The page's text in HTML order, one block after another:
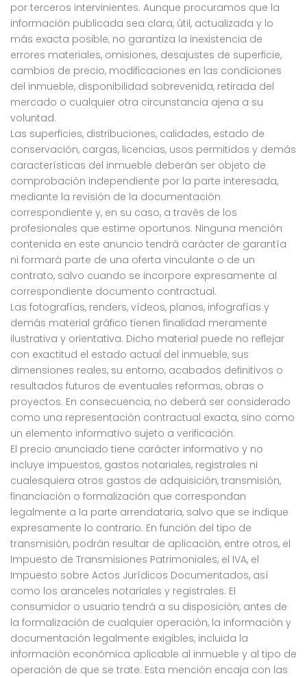
por terceros intervinientes. Aunque procuramos que la
información publicada sea clara, útil, actualizada y lo
más exacta posible, no garantiza la inexistencia de
errores materiales, omisiones, desajustes de superficie,
cambios de precio, modificaciones en las condiciones
del inmueble, disponibilidad sobrevenida, retirada del
mercado o cualquier otra circunstancia ajena a su
voluntad.
Las superficies, distribuciones, calidades, estado de
conservación, cargas, licencias, usos permitidos y demás
características del inmueble deberán ser objeto de
comprobación independiente por la parte interesada,
mediante la revisión de la documentación
correspondiente y, en su caso, a través de los
profesionales que estime oportunos. Ninguna mención
contenida en este anuncio tendrá carácter de garantía
ni formará parte de una oferta vinculante o de un
contrato, salvo cuando se incorpore expresamente al
correspondiente documento contractual.
Las fotografías, renders, vídeos, planos, infografías y
demás material gráfico tienen finalidad meramente
ilustrativa y orientativa. Dicho material puede no reflejar
con exactitud el estado actual del inmueble, sus
dimensiones reales, su entorno, acabados definitivos o
resultados futuros de eventuales reformas, obras o
proyectos. En consecuencia, no deberá ser considerado
como una representación contractual exacta, sino como
un elemento informativo sujeto a verificación.
El precio anunciado tiene carácter informativo y no
incluye impuestos, gastos notariales, registrales ni
cualesquiera otros gastos de adquisición, transmisión,
financiación o formalización que correspondan
legalmente a la parte arrendataria, salvo que se indique
expresamente lo contrario. En función del tipo de
transmisión, podrán resultar de aplicación, entre otros, el
Impuesto de Transmisiones Patrimoniales, el IVA, el
Impuesto sobre Actos Jurídicos Documentados, así
como los aranceles notariales y registrales. El
consumidor o usuario tendrá a su disposición, antes de
la formalización de cualquier operación, la información y
documentación legalmente exigibles, incluida la
información económica aplicable al inmueble y al tipo de
operación de que se trate. Esta mención encaja con las